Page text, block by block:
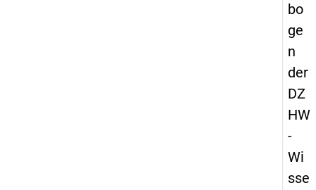
bo
ge
n
der
DZ
HW
-
Wi
sse